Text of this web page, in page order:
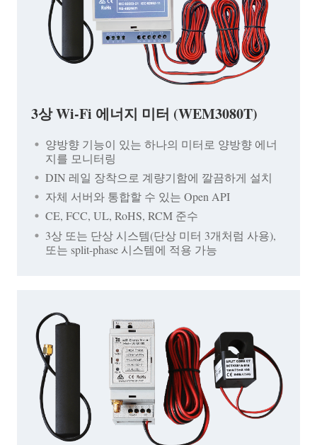
3상 Wi-Fi 에너지 미터 (WEM3080T)
양방향 기능이 있는 하나의 미터로 양방향 에너
지를 모니터링
DIN 레일 장착으로 계량기함에 깔끔하게 설치
자체 서버와 통합할 수 있는 Open API
CE, FCC, UL, RoHS, RCM 준수
3상 또는 단상 시스템(단상 미터 3개처럼 사용),
또는 split-phase 시스템에 적용 가능